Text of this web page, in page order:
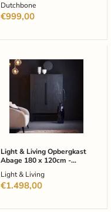
Dutchbone
€999,00
Light
Abage
180
120cm
Zwart
Light & Living Opbergkast
Abage 180 x 120cm -
Light & Living
€1.498,00